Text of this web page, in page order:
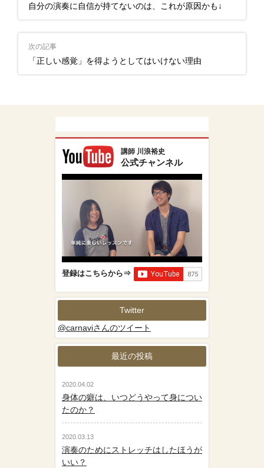
自分の演奏に自信が持てないのは、これが原因かも↓
次の記事
「正しい感覚」を得ようとしてはいけない理由
講師 川浪裕史
公式チャンネル
登録はこちらから⇒
Twitter
@carnaviさんのツイート
最近の投稿
2020.04.02
身体の癖は、いつどうやって身につい
たのか？
2020.03.13
演奏のためにストレッチはしたほうが
いい？